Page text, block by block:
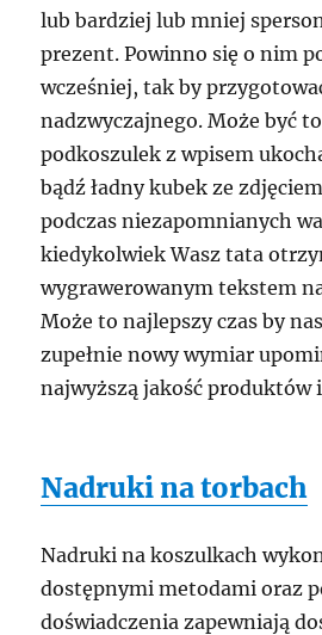
lub bardziej lub mniej
prezent. Powinno się o nim
wcześniej, tak by
nadzwyczajnego. Może być
podkoszulek z wpisem
bądź ładny kubek ze
podczas niezapomnianych
kiedykolwiek Wasz tata
wygrawerowanym tekstem
Może to najlepszy czas by
zupełnie nowy wymiar
najwyższą jakość produktów
Nadruki na torbach
Nadruki na koszulkach
dostępnymi metodami oraz
doświadczenia zapewniają